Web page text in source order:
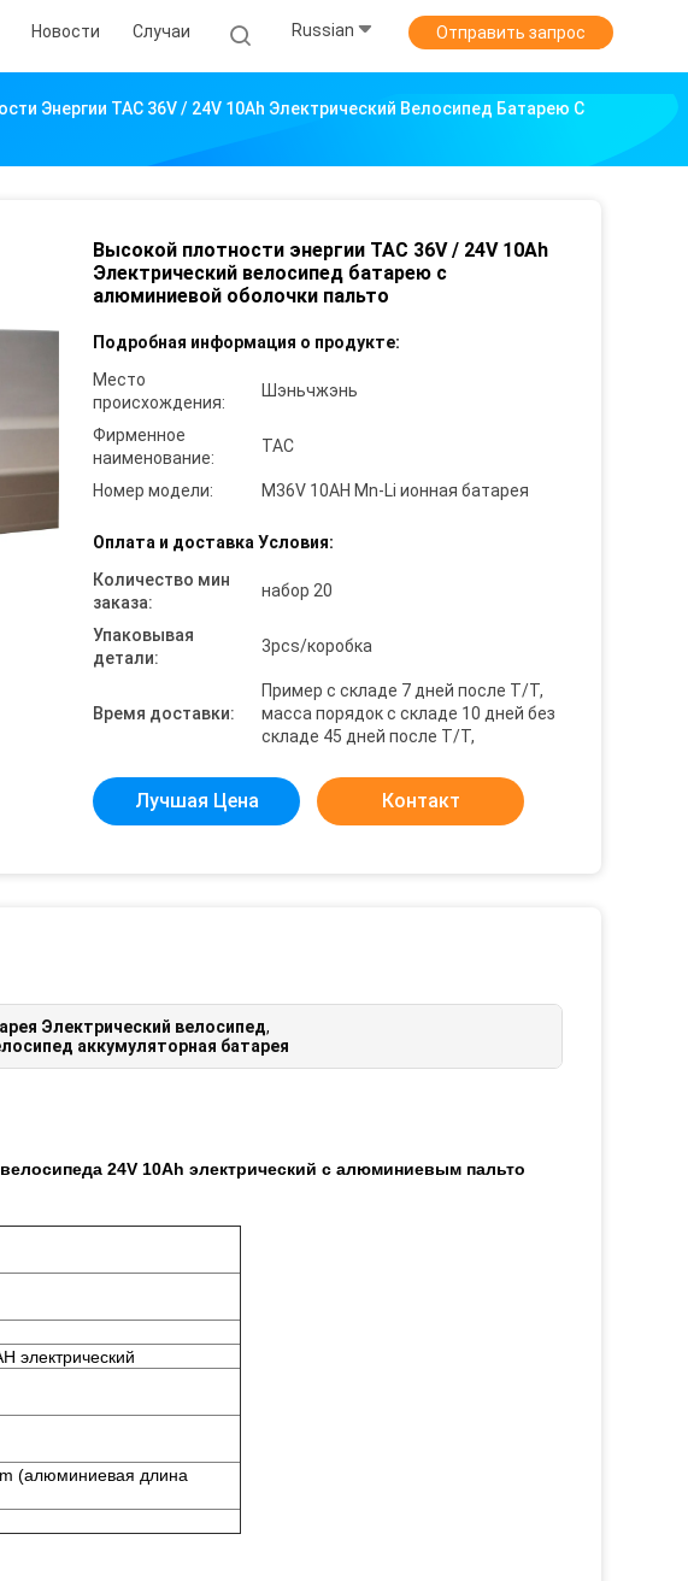
Новости Случаи Russian Отправить запрос
Энергии TAC 36V / 24V 10Ah Электрический Велосипед Батарею С
Высокой плотности энергии TAC 36V / 24V 10Ah
Электрический велосипед батарею с
алюминиевой оболочки пальто
Подробная информация о продукте:
Место
происхождения:
Шэньчжэнь
Фирменное
наименование:
TAC
Номер модели: M36V 10AH Mn-Li ионная батарея
Оплата и доставка Условия:
Количество мин
заказа:
набор 20
Упаковывая
детали:
3pcs/коробка
Время доставки:
Пример с складе 7 дней после T/T,
масса порядок с складе 10 дней без
складе 45 дней после T/T,
Лучшая Цена Контакт
Электрический велосипед,
аккумуляторная батарея
24V 10Ah электрический с алюминиевым пальто
электрический
(алюминиевая длина